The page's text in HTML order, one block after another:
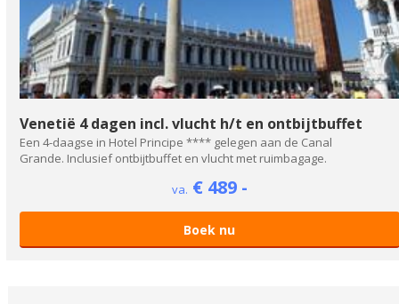
Venetië 4 dagen incl. vlucht h/t en ontbijtbuffet
Een 4-daagse in Hotel Principe **** gelegen aan de Canal
Grande. Inclusief ontbijtbuffet en vlucht met ruimbagage.
va. € 489 -
Boek nu